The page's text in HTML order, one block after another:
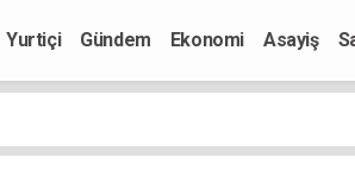
Yurtiçi Gündem Ekonomi Asayiş